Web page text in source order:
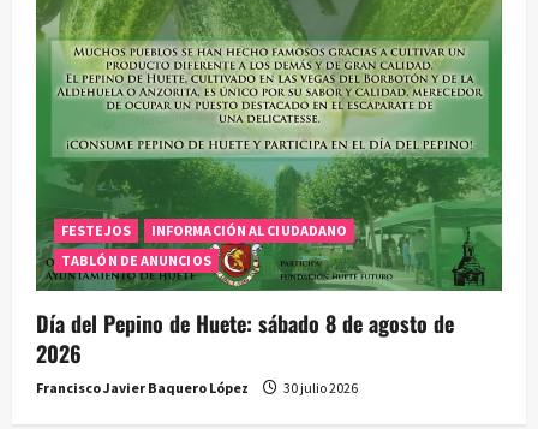
FESTEJOS
INFORMACIÓN AL CIUDADANO
TABLÓN DE ANUNCIOS
Día del Pepino de Huete: sábado 8 de agosto de
2026
Francisco Javier Baquero López 30 julio 2026